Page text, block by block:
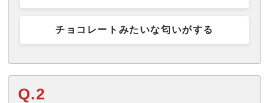
チョコレートみたいな匂いがする
Q.2